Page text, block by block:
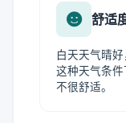
舒适
白天天气晴
这种天气条件
不很舒适。